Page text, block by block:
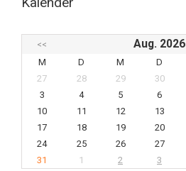
<< Aug. 2026
M
D M D
27
28 29 30
3
4 5 6
10
11 12 13
17
18 19 20
24
25 26 27
31
1 2 3